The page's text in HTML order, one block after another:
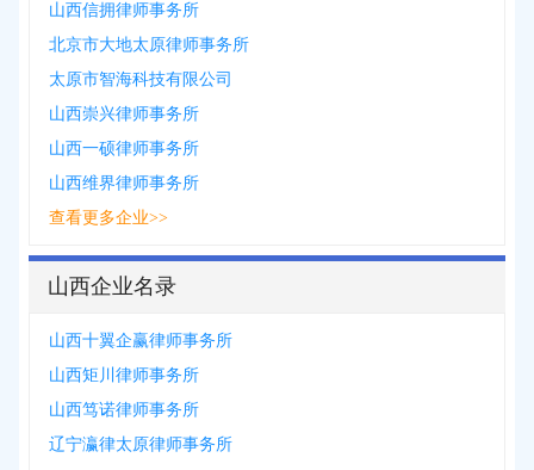
山西信拥律师事务所
北京市大地太原律师事务所
太原市智海科技有限公司
山西崇兴律师事务所
山西一硕律师事务所
山西维界律师事务所
查看更多企业>>
山西企业名录
山西十翼企赢律师事务所
山西矩川律师事务所
山西笃诺律师事务所
辽宁瀛律太原律师事务所